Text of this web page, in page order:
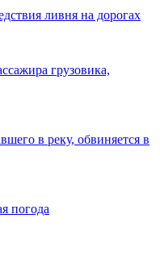
ливня на дорогах
грузовика,
в реку, обвиняется в
погода